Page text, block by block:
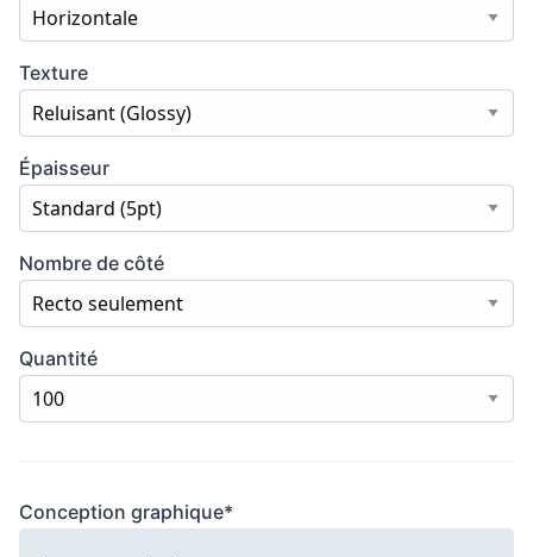
Horizontale
Texture
Reluisant (Glossy)
Épaisseur
Standard (5pt)
Nombre de côté
Recto seulement
Quantité
100
Conception graphique*